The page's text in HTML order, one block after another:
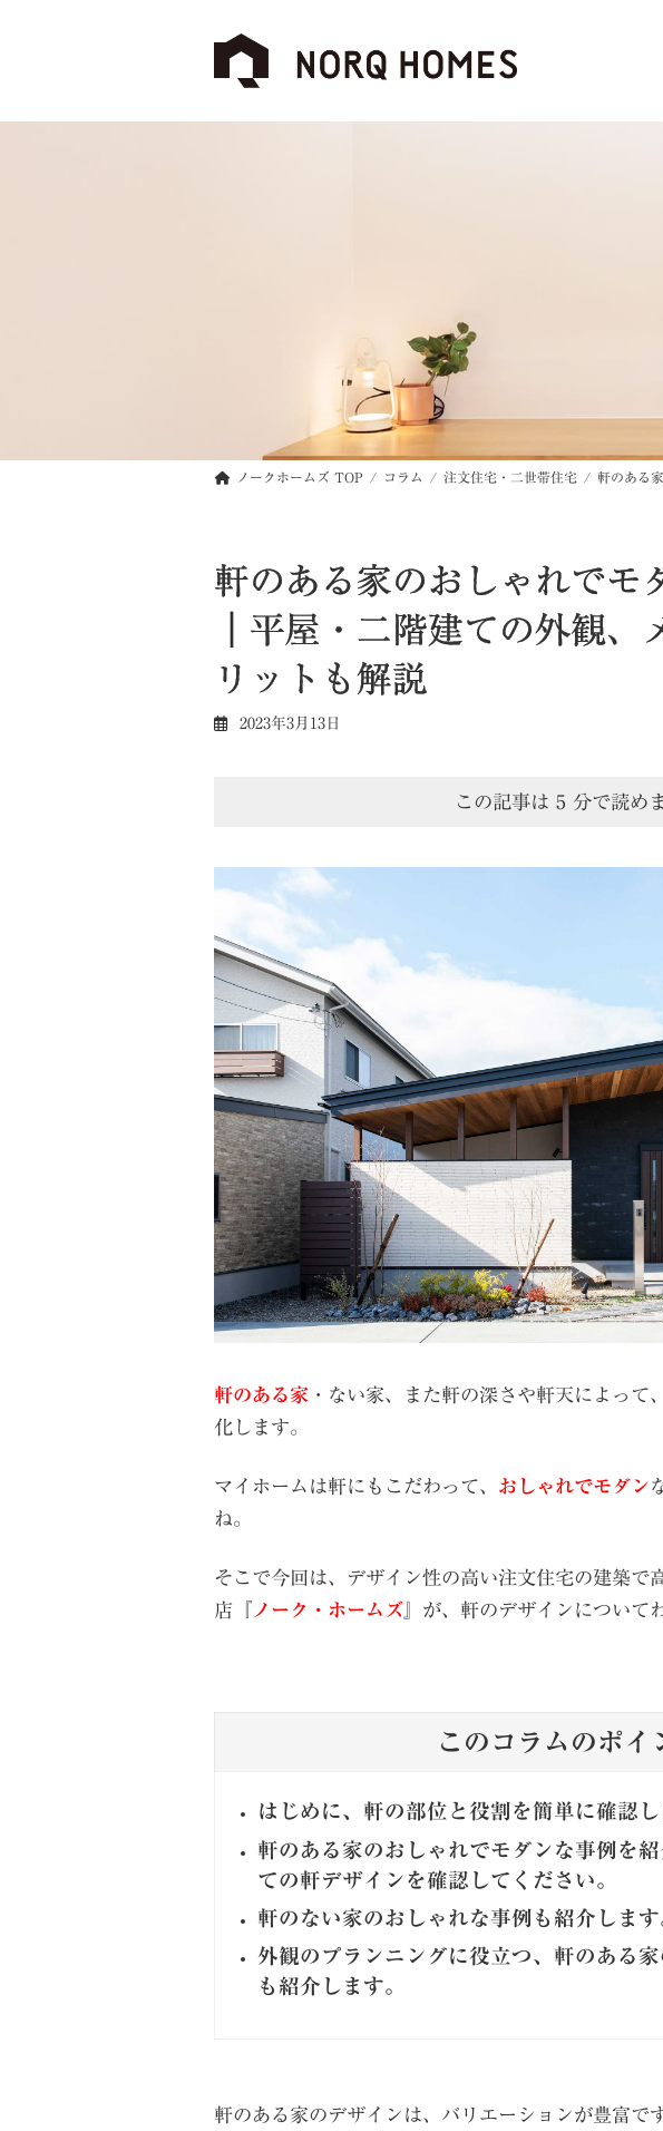
ノークホームズ TOP コラム 注文住宅・二世帯住宅 軒のある
軒のある家のおしゃれでモ
｜平屋・二階建ての外観、
リットも解説
2023年3月13日
この記事は 5 分で読め
軒のある家 ・ない家、また軒の深さや軒天によって
化します。
マイホームは軒にもこだわって、 おしゃれでモダン
ね。
そこで今回は、デザイン性の高い注文住宅の建築で
店『 ノーク・ホームズ 』が、軒のデザインについて
このコラムのポイ
はじめに、軒の部位と役割を簡単に確認し
軒のある家のおしゃれでモダンな事例を
ての軒デザインを確認してください。
軒のない家のおしゃれな事例も紹介します
外観のプランニングに役立つ、軒のある
も紹介します。
軒のある家のデザインは、バリエーションが豊富です